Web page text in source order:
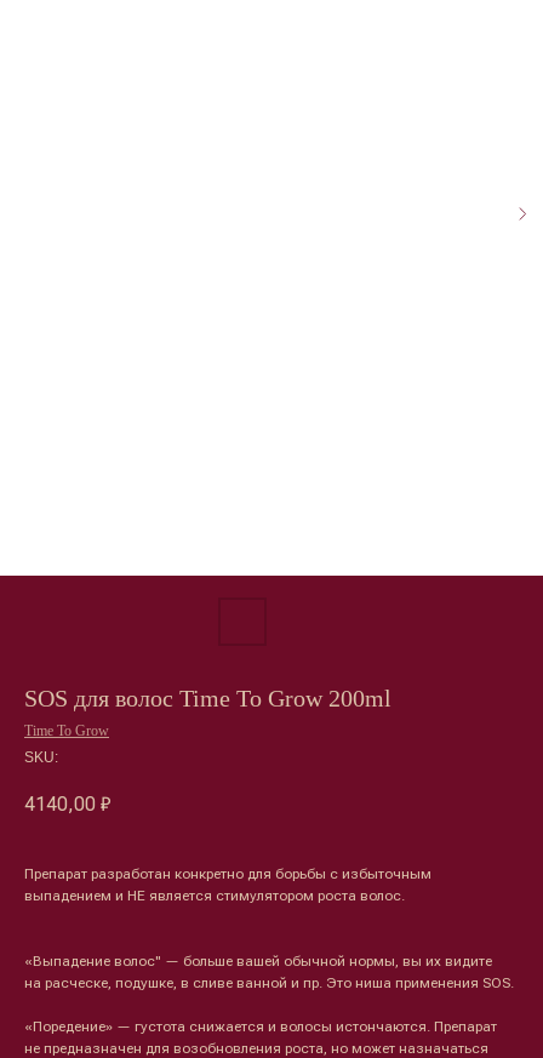
SOS для волос Time To Grow 200ml
Time To Grow
SKU:
4140,00 ₽
Препарат разработан конкретно для борьбы с избыточным
выпадением и НЕ является стимулятором роста волос.
«Выпадение волос" — больше вашей обычной нормы, вы их видите
на расческе, подушке, в сливе ванной и пр. Это ниша применения SOS.
«Поредение» — густота снижается и волосы истончаются. Препарат
не предназначен для возобновления роста, но может назначаться